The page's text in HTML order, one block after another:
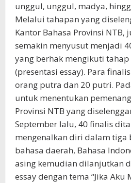
unggul, unggul, madya,
Melalui tahapan yang
Kantor Bahasa Provinsi NTB,
semakin menyusut menjadi
yang berhak mengikuti
(presentasi essay). Para
orang putra dan 20 putri.
untuk menentukan
Provinsi NTB yang
September lalu, 40 finalis
mengenalkan diri dalam tiga
bahasa daerah, Bahasa
asing kemudian dilanjutkan
essay dengan tema “Jika Aku